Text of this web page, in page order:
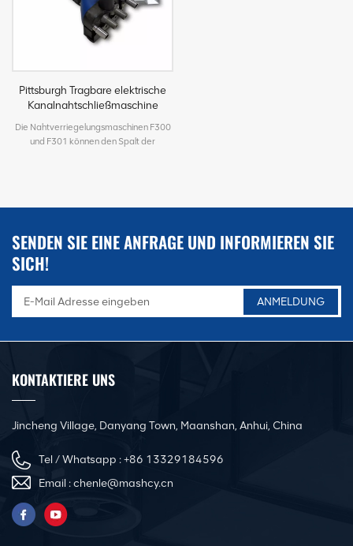
Pittsburgh Tragbare elektrische
Kanalnahtschließmaschine
Die Nahtverriegelungsmaschinen F300
und F301 können den Spalt der
Plattenhöhe wird automatisch
angepasst unabhängig vom
Gelenkanschluss beim Starten, beim
Drehen an der Peripherie kein
Austausch der Maschinenteile
erforderlich, High-Tech und
Anwendung. Es ist ein ideales Werkzeug
SENDEN SIE EINE ANFRAGE UND INFORMIEREN SIE
SICH!
KONTAKTIERE UNS
Jincheng Village, Danyang Town, Maanshan, Anhui, China
Tel / Whatsapp :+86 13329184596
Email :chenle@mashcy.cn